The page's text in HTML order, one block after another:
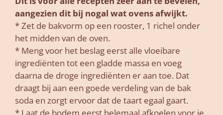
aangezien dit bij nogal wat ovens afwijkt.
* Zet de bakvorm op een rooster, 1 richel onder
het midden van de oven.
* Meng voor het beslag eerst alle vloeibare
ingrediënten tot een gladde massa en voeg
daarna de droge ingrediënten er aan toe. Dat
draagt bij aan een goede verdeling van de bak
soda en zorgt ervoor dat de taart egaal gaart.
* Laat de bodem eerst helemaal afkoelen voor je